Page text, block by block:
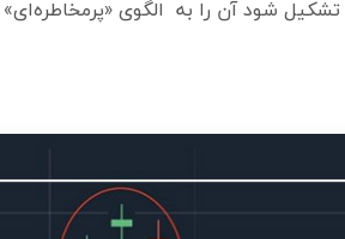
شود آن را به الگوی